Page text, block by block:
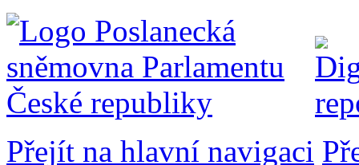
Přejít na hlavní navigaci